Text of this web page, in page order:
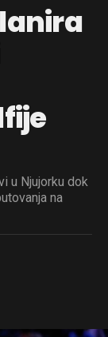
u Njujorku dok
na